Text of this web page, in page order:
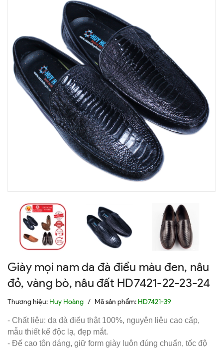
Giày mọi nam da đà điểu màu đen, nâu
đỏ, vàng bò, nâu đất HD7421-22-23-24
Thương hiệu: Huy Hoàng / Mã sản phẩm: HD7421-39
- Chất liệu: da đà điểu thật 100%, nguyên liệu cao cấp,
mẫu thiết kế độc lạ, đẹp mắt.
- Đế cao tôn dáng, giữ form giày luôn đúng chuẩn, tốc độ